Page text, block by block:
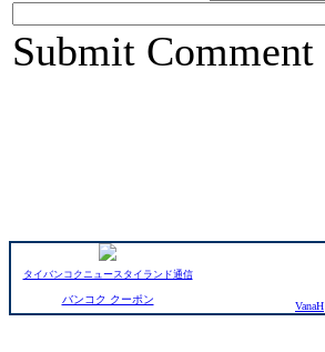
Submit Comment
タイバンコクニュースタイランド通信
バンコク クーポン
VanaH